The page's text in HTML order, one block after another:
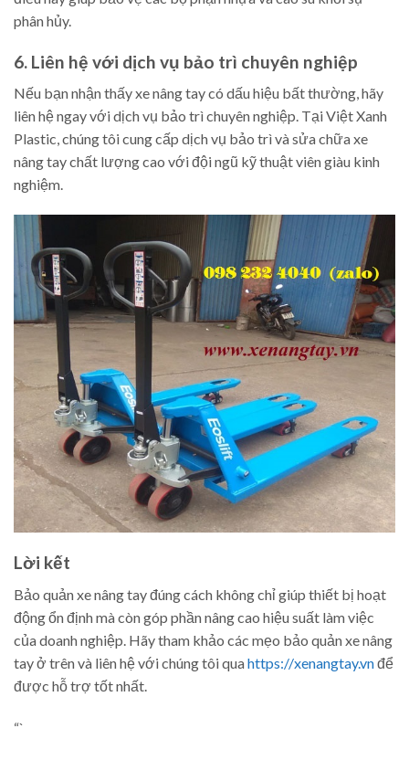
phân hủy.
6. Liên hệ với dịch vụ bảo trì chuyên nghiệp
Nếu bạn nhận thấy xe nâng tay có dấu hiệu bất thường, hãy
liên hệ ngay với dịch vụ bảo trì chuyên nghiệp. Tại Việt Xanh
Plastic, chúng tôi cung cấp dịch vụ bảo trì và sửa chữa xe
nâng tay chất lượng cao với đội ngũ kỹ thuật viên giàu kinh
nghiệm.
Lời kết
Bảo quản xe nâng tay đúng cách không chỉ giúp thiết bị hoạt
động ổn định mà còn góp phần nâng cao hiệu suất làm việc
của doanh nghiệp. Hãy tham khảo các mẹo bảo quản xe nâng
tay ở trên và liên hệ với chúng tôi quahttps://xenangtay.vnđể
được hỗ trợ tốt nhất.
“`